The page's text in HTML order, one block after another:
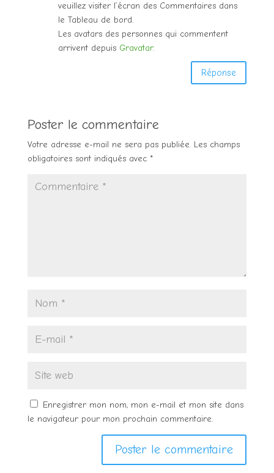
veuillez visiter l’écran des Commentaires dans
le Tableau de bord.
Les avatars des personnes qui commentent
arrivent depuis Gravatar.
Réponse
Poster le commentaire
Votre adresse e-mail ne sera pas publiée. Les champs
obligatoires sont indiqués avec *
Enregistrer mon nom, mon e-mail et mon site dans
le navigateur pour mon prochain commentaire.